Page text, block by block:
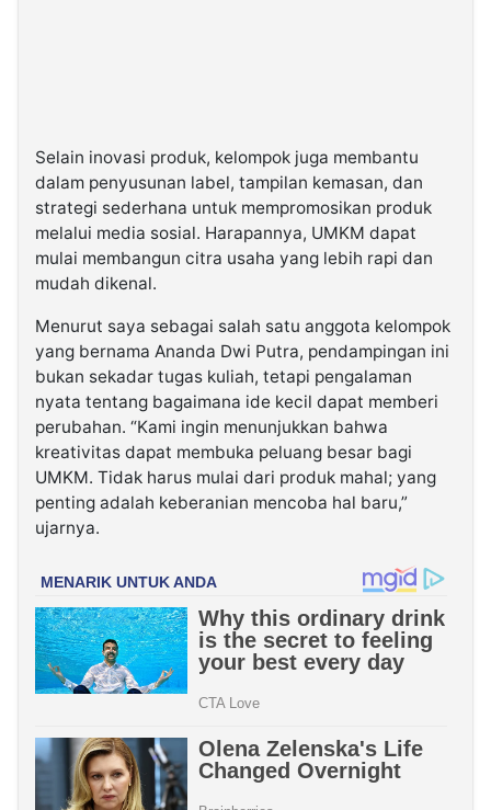
Selain inovasi produk, kelompok juga membantu
dalam penyusunan label, tampilan kemasan, dan
strategi sederhana untuk mempromosikan produk
melalui media sosial. Harapannya, UMKM dapat
mulai membangun citra usaha yang lebih rapi dan
mudah dikenal.
Menurut saya sebagai salah satu anggota kelompok
yang bernama Ananda Dwi Putra, pendampingan ini
bukan sekadar tugas kuliah, tetapi pengalaman
nyata tentang bagaimana ide kecil dapat memberi
perubahan. “Kami ingin menunjukkan bahwa
kreativitas dapat membuka peluang besar bagi
UMKM. Tidak harus mulai dari produk mahal; yang
penting adalah keberanian mencoba hal baru,”
ujarnya.